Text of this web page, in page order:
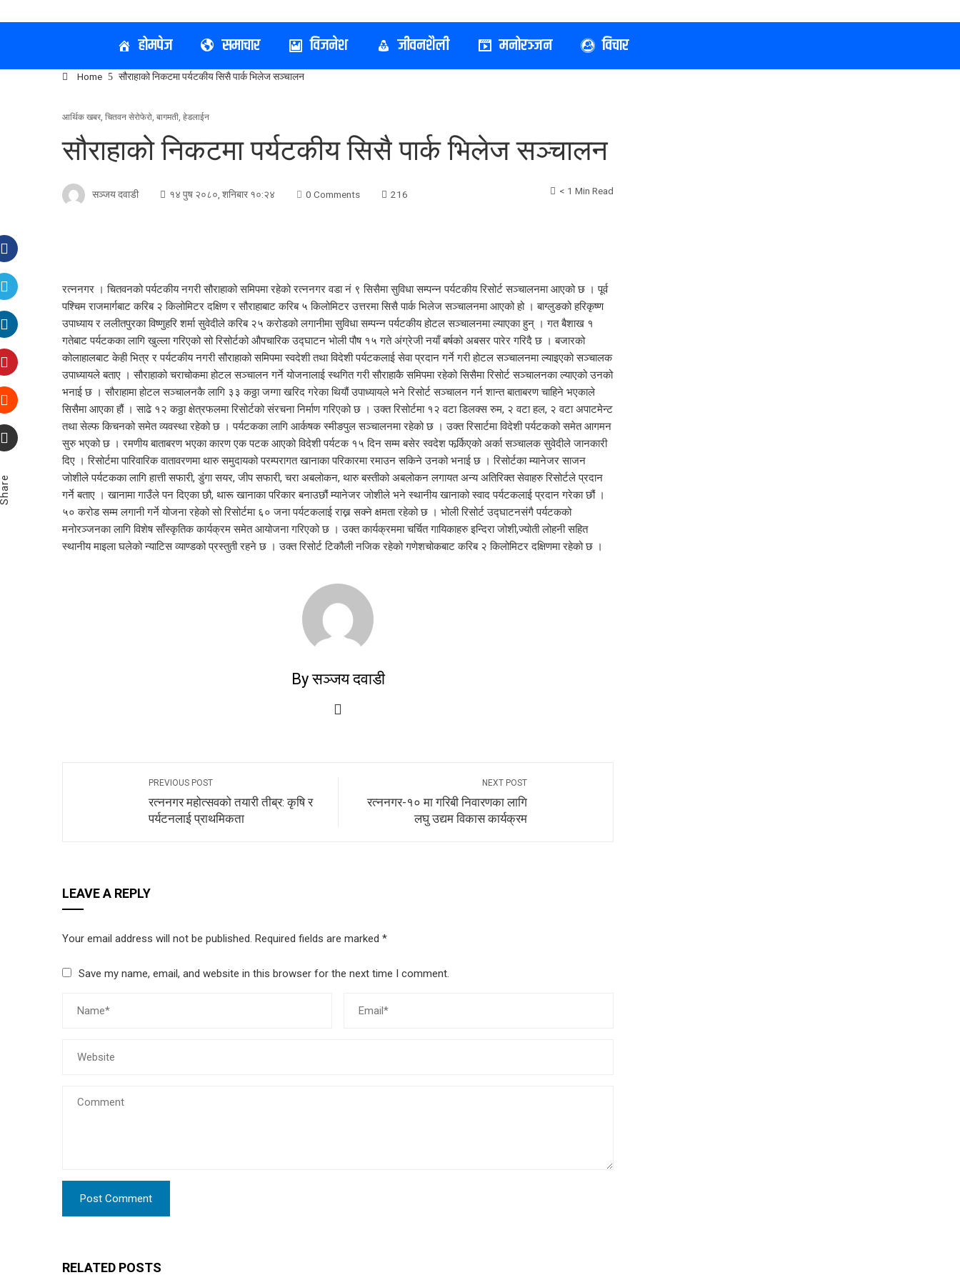
होमपेज समाचार विजनेश जीवनशैली मनोरञ्जन विचार
Home सौराहाको निकटमा पर्यटकीय सिसै पार्क भिलेज सञ्चालन
आर्थिक खबर, चितवन सेरोफेरो, बागमती, हेडलाईन
सौराहाको निकटमा पर्यटकीय सिसै पार्क भिलेज सञ्चालन
सञ्जय दवाडी १४ पुष २०८०, शनिबार १०:२४ 0 Comments 216 < 1 Min Read
रत्ननगर । चितवनको पर्यटकीय नगरी सौराहाको समिपमा रहेको रत्ननगर वडा नं ९ सिसैमा सुविधा सम्पन्न पर्यटकीय रिसोर्ट सञ्चालनमा आएको छ । पूर्व
पश्चिम राजमार्गबाट करिब २ किलोमिटर दक्षिण र सौराहाबाट करिब ५ किलोमिटर उत्तरमा सिसै पार्क भिलेज सञ्चालनमा आएको हो । बाग्लुङको हरिकृष्ण
उपाध्याय र ललीतपुरका विष्णुहरि शर्मा सुवेदीले करिब २५ करोडको लगानीमा सुविधा सम्पन्न पर्यटकीय होटल सञ्चालनमा ल्याएका हुन् । गत बैशाख १
गतेबाट पर्यटकका लागि खुल्ला गरिएको सो रिसोर्टको औपचारिक उद्घाटन भोली पौष १५ गते अंग्रेजी नयाँ बर्षको अबसर पारेर गरिदै छ । बजारको
कोलाहालबाट केही भित्र र पर्यटकीय नगरी सौराहाको समिपमा स्वदेशी तथा विदेशी पर्यटकलाई सेवा प्रदान गर्ने गरी होटल सञ्चालनमा ल्याइएको सञ्चालक
उपाध्यायले बताए । सौराहाको चराचोकमा होटल सञ्चालन गर्ने योजनालाई स्थगित गरी सौराहाकै समिपमा रहेको सिसैमा रिसोर्ट सञ्चालनका ल्याएको उनको
भनाई छ । सौराहामा होटल सञ्चालनकै लागि ३३ कठ्ठा जग्गा खरिद गरेका थियौं उपाध्यायले भने रिसोर्ट सञ्चालन गर्न शान्त बाताबरण चाहिने भएकाले
सिसैमा आएका हौं । साढे १२ कठ्ठा क्षेत्रफलमा रिसोर्टको संरचना निर्माण गरिएको छ । उक्त रिसोर्टमा १२ वटा डिलक्स रुम, २ वटा हल, २ वटा अपाटमेन्ट
तथा सेल्फ किचनको समेत व्यवस्था रहेको छ । पर्यटकका लागि आर्कषक स्मीङपुल सञ्चालनमा रहेको छ । उक्त रिसार्टमा विदेशी पर्यटकको समेत आगमन
सुरु भएको छ । रमणीय बाताबरण भएका कारण एक पटक आएको विदेशी पर्यटक १५ दिन सम्म बसेर स्वदेश फर्र्किएको अर्का सञ्चालक सुवेदीले जानकारी
दिए । रिसोर्टमा पारिवारिक वातावरणमा थारु समुदायको परम्परागत खानाका परिकारमा रमाउन सकिने उनको भनाई छ । रिसोर्टका म्यानेजर साजन
जोशीले पर्यटकका लागि हात्ती सफारी, डुंगा सयर, जीप सफारी, चरा अबलोकन, थारु बस्तीको अबलोकन लगायत अन्य अतिरिक्त सेवाहरु रिसोर्टले प्रदान
गर्ने बताए । खानामा गाउँले पन दिएका छौ, थारू खानाका परिकार बनाउछौं म्यानेजर जोशीले भने स्थानीय खानाको स्वाद पर्यटकलाई प्रदान गरेका छौं ।
५० करोड सम्म लगानी गर्ने योजना रहेको सो रिसोर्टमा ६० जना पर्यटकलाई राख्न सक्ने क्षमता रहेको छ । भोली रिसोर्ट उद्घाटनसंगै पर्यटकको
मनोरञ्जनका लागि विशेष साँस्कृतिक कार्यक्रम समेत आयोजना गरिएको छ । उक्त कार्यक्रममा चर्चित गायिकाहरु इन्दिरा जोशी,ज्योती लोहनी सहित
स्थानीय माइला घलेको न्याटिस व्याण्डको प्रस्तुती रहने छ । उक्त रिसोर्ट टिकौली नजिक रहेको गणेशचोकबाट करिब २ किलोमिटर दक्षिणमा रहेको छ ।
By सञ्जय दवाडी
PREVIOUS POST
रत्ननगर महोत्सवको तयारी तीब्र: कृषि र
पर्यटनलाई प्राथमिकता
NEXT POST
रत्ननगर-१० मा गरिबी निवारणका लागि
लघु उद्यम विकास कार्यक्रम
LEAVE A REPLY
Your email address will not be published. Required fields are marked *
Save my name, email, and website in this browser for the next time I comment.
RELATED POSTS